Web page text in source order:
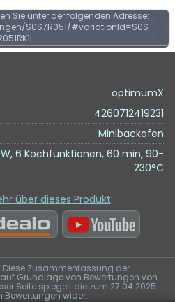
Sie unter der folgenden Adresse:
S0S7R051/#variationId=S0S
optimumX
4260712419231
Minibackofen
6 Kochfunktionen, 60 min, 90-
230°C
über dieses Produkt:
Diese Zusammenfassung der
Grundlage von Bewertungen von
Seite spiegelt die zum 27.04.2025
Bewertungen wider.